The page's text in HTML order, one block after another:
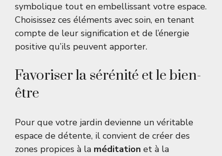
symbolique tout en embellissant votre espace.
Choisissez ces éléments avec soin, en tenant
compte de leur signification et de l’énergie
positive qu’ils peuvent apporter.
Favoriser la sérénité et le bien-
être
Pour que votre jardin devienne un véritable
espace de détente, il convient de créer des
zones propices à la méditation et à la